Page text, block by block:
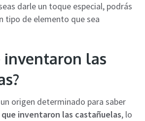
darle un toque especial, podrás
tipo de elemento que sea
inventaron las
origen determinado para saber
inventaron las castañuelas, lo